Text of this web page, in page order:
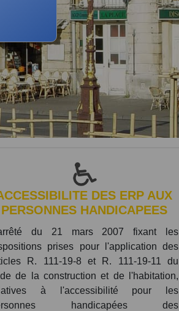
DES ERP AUX
PERSONNES HANDICAPEES
du 21 mars 2007 fixant les
prises pour l'application des
R. 111-19-8 et R. 111-19-11 du
de la construction et de l'habitation,
à l'accessibilité pour les
handicapées des